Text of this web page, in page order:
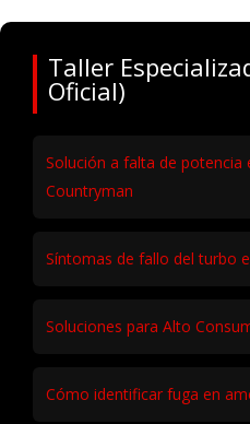
Taller
Oficial)
Solución a falta de potencia
Countryman
Síntomas de fallo del turbo
Soluciones para Alto
Cómo identificar fuga en